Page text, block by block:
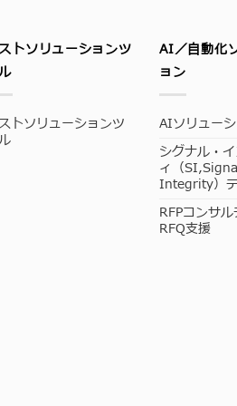
トソリューションツ
トソリューションツ
AI／自動化
ョン
AIソリュー
シグナル・
ィ（
Integrity）
RFPコンサ
RFQ支援